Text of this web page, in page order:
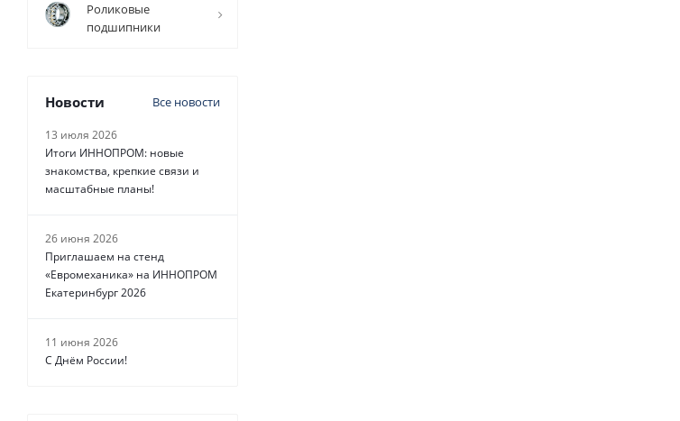
Роликовые
подшипники
Новости Все новости
13 июля 2026
Итоги ИННОПРОМ: новые
знакомства, крепкие связи и
масштабные планы!
26 июня 2026
Приглашаем на стенд
«Евромеханика» на ИННОПРОМ
Екатеринбург 2026
11 июня 2026
С Днём России!